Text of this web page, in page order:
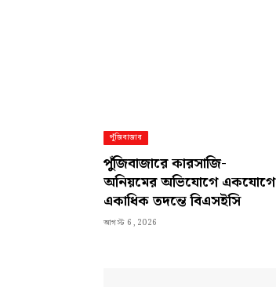
পুঁজিবাজার
পুঁজিবাজারে কারসাজি-
অনিয়মের অভিযোগে একযোগে
একাধিক তদন্তে বিএসইসি
আগস্ট 6, 2026